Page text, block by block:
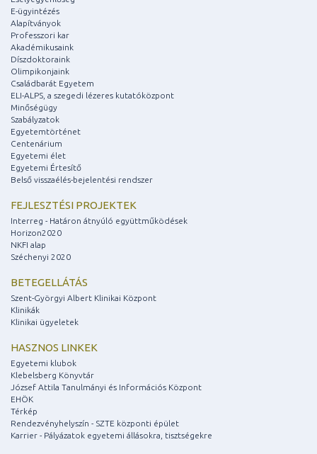
E-ügyintézés
Alapítványok
Professzori kar
Akadémikusaink
Díszdoktoraink
Olimpikonjaink
Családbarát Egyetem
ELI-ALPS, a szegedi lézeres kutatóközpont
Minőségügy
Szabályzatok
Egyetemtörténet
Centenárium
Egyetemi élet
Egyetemi Értesítő
Belső visszaélés-bejelentési rendszer
FEJLESZTÉSI PROJEKTEK
Interreg - Határon átnyúló együttműködések
Horizon2020
NKFI alap
Széchenyi 2020
BETEGELLÁTÁS
Szent-Györgyi Albert Klinikai Központ
Klinikák
Klinikai ügyeletek
HASZNOS LINKEK
Egyetemi klubok
Klebelsberg Könyvtár
József Attila Tanulmányi és Információs Központ
EHÖK
Térkép
Rendezvényhelyszín - SZTE központi épület
Karrier - Pályázatok egyetemi állásokra, tisztségekre